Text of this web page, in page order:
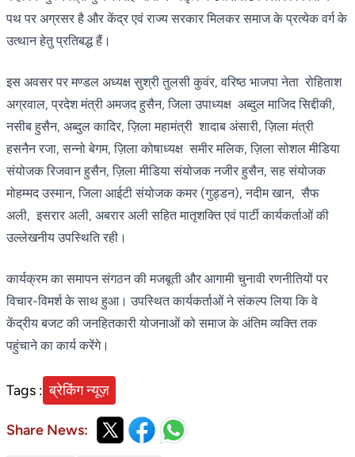
पथ पर अग्रसर है और केंद्र एवं राज्य सरकार मिलकर समाज के प्रत्येक वर्ग के
उत्थान हेतु प्रतिबद्ध हैं।
इस अवसर पर मण्डल अध्यक्ष सुश्री तुलसी कुवंर, वरिष्ठ भाजपा नेता रोहिताश
अग्रवाल, प्रदेश मंत्री अमजद हुसैन, जिला उपाध्यक्ष अब्दुल माजिद सिद्दीकी,
नसीब हुसैन, अब्दुल कादिर, ज़िला महामंत्री शादाब अंसारी, ज़िला मंत्री
हसनैन रजा, सन्नो बेगम, ज़िला कोषाध्यक्ष समीर मलिक, ज़िला सोशल मीडिया
संयोजक रिजवान हुसैन, ज़िला मीडिया संयोजक नजीर हुसैन, सह संयोजक
मोहम्मद उस्मान, जिला आईटी संयोजक कमर (गुड्डन), नदीम खान, सैफ
अली, इसरार अली, अबरार अली सहित मातृशक्ति एवं पार्टी कार्यकर्ताओं की
उल्लेखनीय उपस्थिति रही।
कार्यक्रम का समापन संगठन की मजबूती और आगामी चुनावी रणनीतियों पर
विचार-विमर्श के साथ हुआ। उपस्थित कार्यकर्ताओं ने संकल्प लिया कि वे
केंद्रीय बजट की जनहितकारी योजनाओं को समाज के अंतिम व्यक्ति तक
पहुंचाने का कार्य करेंगे।
Tags : ब्रेकिंग न्यूज़
Share News: